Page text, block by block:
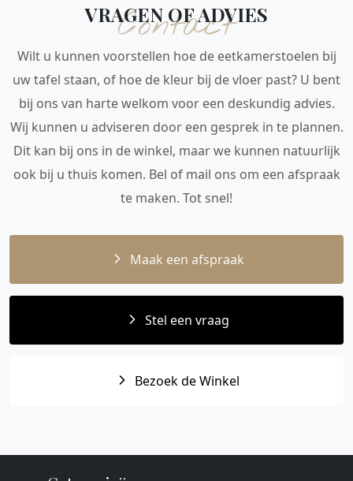
Contact
VRAGEN OF ADVIES
Wilt u kunnen voorstellen hoe de eetkamerstoelen bij
uw tafel staan, of hoe de kleur bij de vloer past? U bent
bij ons van harte welkom voor een deskundig advies.
Wij kunnen u adviseren door een gesprek in te plannen.
Dit kan bij ons in de winkel, maar we kunnen natuurlijk
ook bij u thuis komen. Bel of mail ons om een afspraak
te maken. Tot snel!
Maak een afspraak
Stel een vraag
Bezoek de Winkel